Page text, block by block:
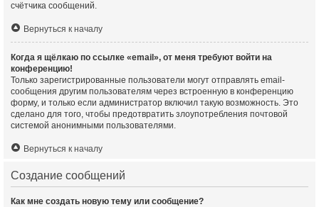
счётчика сообщений.
Вернуться к началу
Когда я щёлкаю по ссылке «email», от меня требуют войти на
конференцию!
Только зарегистрированные пользователи могут отправлять email-
сообщения другим пользователям через встроенную в конференцию
форму, и только если администратор включил такую возможность. Это
сделано для того, чтобы предотвратить злоупотребления почтовой
системой анонимными пользователями.
Вернуться к началу
Создание сообщений
Как мне создать новую тему или сообщение?